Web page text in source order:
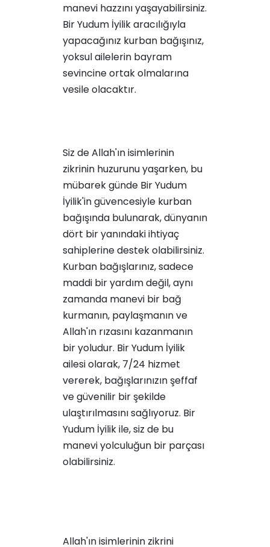
manevi hazzını yaşayabilirsiniz.
Bir Yudum İyilik aracılığıyla
yapacağınız kurban bağışınız,
yoksul ailelerin bayram
sevincine ortak olmalarına
vesile olacaktır.
Siz de Allah'ın isimlerinin
zikrinin huzurunu yaşarken, bu
mübarek günde Bir Yudum
İyilik'in güvencesiyle kurban
bağışında bulunarak, dünyanın
dört bir yanındaki ihtiyaç
sahiplerine destek olabilirsiniz.
Kurban bağışlarınız, sadece
maddi bir yardım değil, aynı
zamanda manevi bir bağ
kurmanın, paylaşmanın ve
Allah'ın rızasını kazanmanın
bir yoludur. Bir Yudum İyilik
ailesi olarak, 7/24 hizmet
vererek, bağışlarınızın şeffaf
ve güvenilir bir şekilde
ulaştırılmasını sağlıyoruz. Bir
Yudum İyilikile, siz de bu
manevi yolculuğun bir parçası
olabilirsiniz.
Allah'ın isimlerinin zikrini